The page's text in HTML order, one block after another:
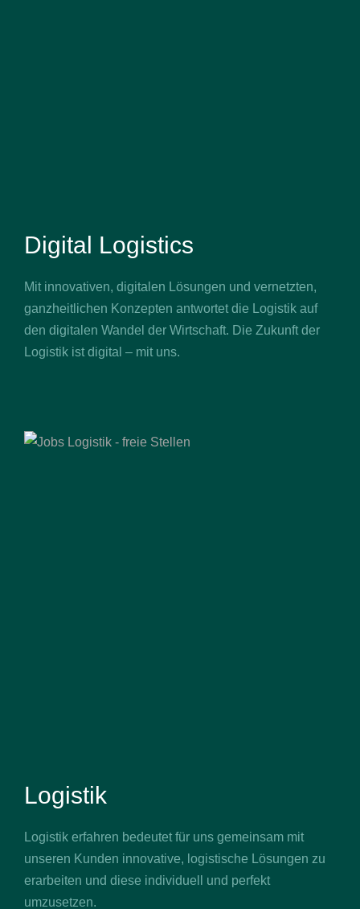
Digital Logistics
Mit innovativen, digitalen Lösungen und vernetzten,
ganzheitlichen Konzepten antwortet die Logistik auf
den digitalen Wandel der Wirtschaft. Die Zukunft der
Logistik ist digital – mit uns.
Logistik
Logistik erfahren bedeutet für uns gemeinsam mit
unseren Kunden innovative, logistische Lösungen zu
erarbeiten und diese individuell und perfekt
umzusetzen.